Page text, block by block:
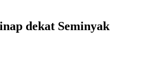
dekat Seminyak